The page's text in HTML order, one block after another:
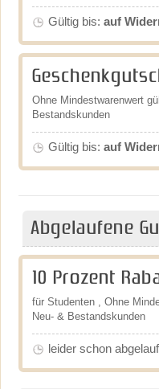
Gültig bis: auf
Ohne Mindestwarenwert
Bestandskunden
Gültig bis: auf
Abgelaufene
10 Prozent
für Studenten , Ohne
Neu- & Bestandskunden
leider schon